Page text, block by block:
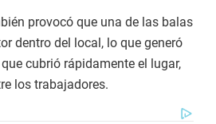
provocó que una de las balas
dentro del local, lo que generó
cubrió rápidamente el lugar,
los trabajadores.